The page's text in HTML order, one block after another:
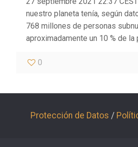
nuestro planeta tenía, según
768 millones de personas
aproximadamente un 10 % de la
0
Protección de Datos /